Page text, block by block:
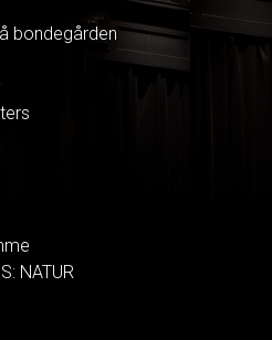
bondegården
NATUR